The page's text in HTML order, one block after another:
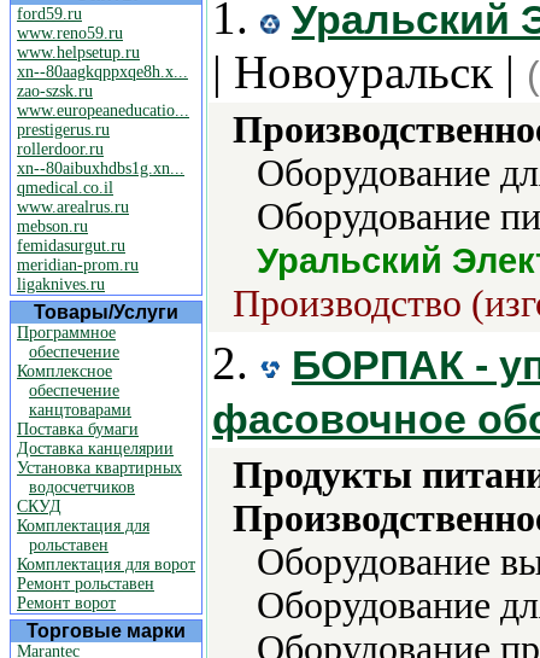
ford59.ru
www.reno59.ru
www.helpsetup.ru
xn--80aagkqppxqe8h.x...
zao-szsk.ru
www.europeaneducatio...
prestigerus.ru
rollerdoor.ru
xn--80aibuxhdbs1g.xn...
qmedical.co.il
www.arealrus.ru
mebson.ru
femidasurgut.ru
meridian-prom.ru
ligaknives.ru
Товары/Услуги
Программное
обеспечение
Комплексное
обеспечение
канцтоварами
Поставка бумаги
Доставка канцелярии
Установка квартирных
водосчетчиков
СКУД
Комплектация для
рольставен
Комплектация для ворот
Ремонт рольставен
Ремонт ворот
Торговые марки
Marantec
1. Уральский
| Новоуральск |
Оборудование
Оборудование
Уральский
Производство
2.
БОРПАК -
фасовочное
Продукты
Оборудование
Оборудование
Оборудование